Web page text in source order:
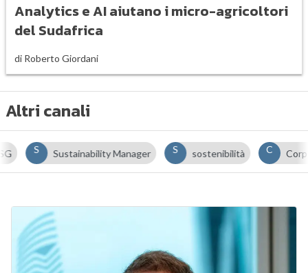
Analytics e AI aiutano i micro-agricoltori
del Sudafrica
di Roberto Giordani
Altri canali
S Sustainability Manager S sostenibilità C